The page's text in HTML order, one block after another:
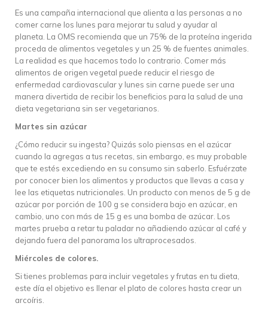
Es una campaña internacional que alienta a las personas a no
comer carne los lunes para mejorar tu salud y ayudar al
planeta. La OMS recomienda que un 75% de la proteína ingerida
proceda de alimentos vegetales y un 25 % de fuentes animales.
La realidad es que hacemos todo lo contrario. Comer más
alimentos de origen vegetal puede reducir el riesgo de
enfermedad cardiovascular y lunes sin carne puede ser una
manera divertida de recibir los beneficios para la salud de una
dieta vegetariana sin ser vegetarianos.
Martes sin azúcar
¿Cómo reducir su ingesta? Quizás solo piensas en el azúcar
cuando la agregas a tus recetas, sin embargo, es muy probable
que te estés excediendo en su consumo sin saberlo. Esfuérzate
por conocer bien los alimentos y productos que llevas a casa y
lee las etiquetas nutricionales. Un producto con menos de 5 g de
azúcar por porción de 100 g se considera bajo en azúcar, en
cambio, uno con más de 15 g es una bomba de azúcar. Los
martes prueba a retar tu paladar no añadiendo azúcar al café y
dejando fuera del panorama los ultraprocesados.
Miércoles de colores.
Si tienes problemas para incluir vegetales y frutas en tu dieta,
este día el objetivo es llenar el plato de colores hasta crear un
arcoíris.